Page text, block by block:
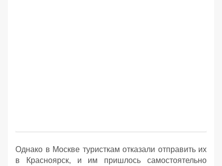
Однако в Москве туристкам отказали отправить их
в Красноярск, и им пришлось самостоятельно